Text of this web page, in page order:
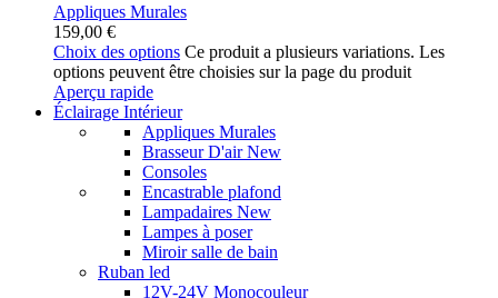
Appliques Murales
159,00 €
Choix des options Ce produit a plusieurs variations. Les
options peuvent être choisies sur la page du produit
Aperçu rapide
Éclairage Intérieur
Appliques Murales
Brasseur D'airNew
Consoles
Encastrable plafond
Lampadaires New
Lampes à poser
Miroir salle de bain
Ruban led
12V-24V Monocouleur